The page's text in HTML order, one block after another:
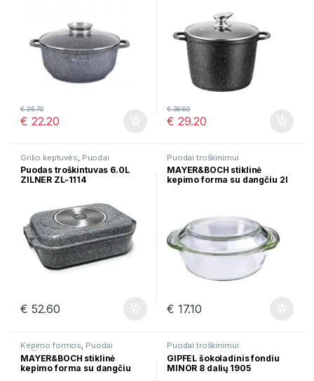
€ 22.20
€25.70
€ 29.20
€38.60
Grilio keptuvės Puodai
troškinimui
Puodas troškintuvas 6.0L
ZILNER ZL-1114
€ 52.60
Puodai troškinimui
MAYER&BOCH stiklinė
kepimo forma su dangčiu 2l
€ 17.10
Kepimo formos, Puodai
troškinimui
MAYER&BOCH stiklinė
kepimo forma su dangčiu
Puodai troškinimui
GIPFEL šokoladinis fondiu
MINOR 8 dalių 1905